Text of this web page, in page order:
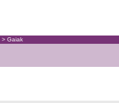
> Gaiak